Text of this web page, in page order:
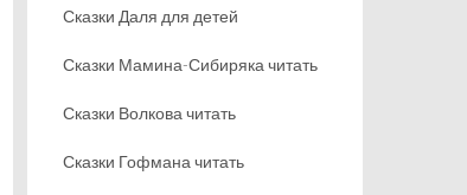
Сказки Даля для детей
Сказки Мамина-Сибиряка читать
Сказки Волкова читать
Сказки Гофмана читать